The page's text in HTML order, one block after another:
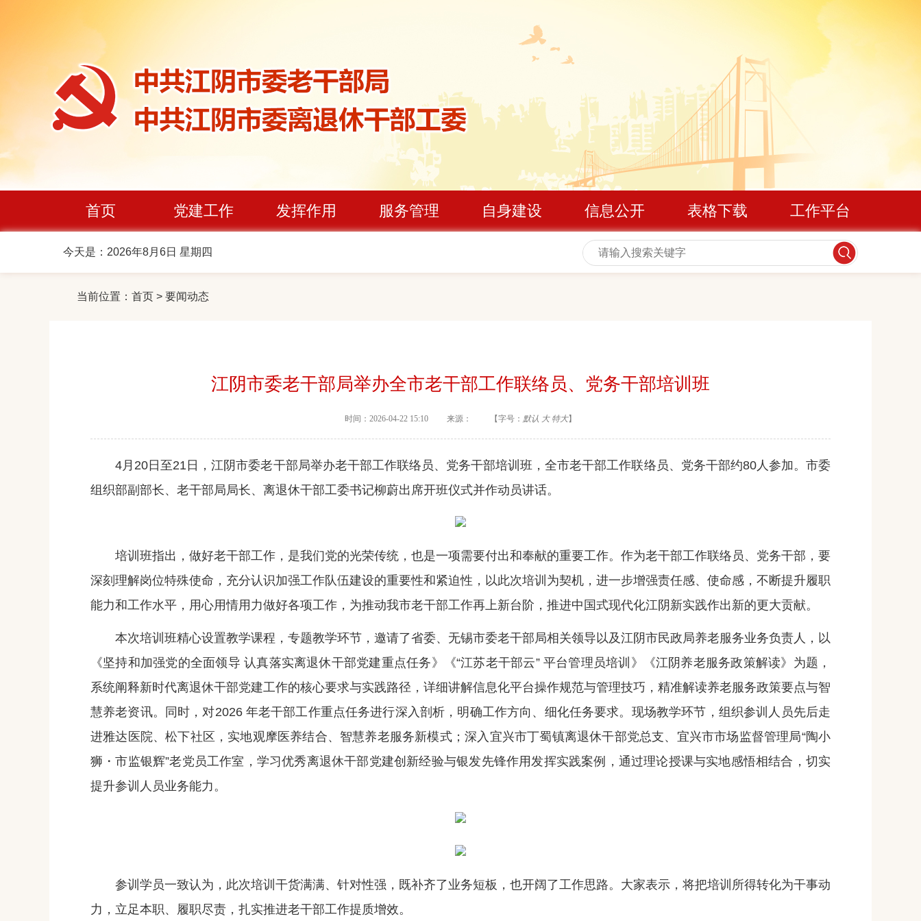
首页 党建工作 发挥作用 服务管理 自身建设 信息公开 表格下载 工作平台
今天是：2026年8月6日 星期四
当前位置： 首页 > 要闻动态
江阴市委老干部局举办全市老干部工作联络员、党务干部培训班
时间：2026-04-22 15:10 来源： 【字号： 默认 大 特大】
4月20日至21日，江阴市委老干部局举办老干部工作联络员、党务干部培训班，全市老干部工作联络员、党务干部约80人参加。市委
组织部副部长、老干部局局长、离退休干部工委书记柳蔚出席开班仪式并作动员讲话。
培训班指出，做好老干部工作，是我们党的光荣传统，也是一项需要付出和奉献的重要工作。作为老干部工作联络员、党务干部，要
深刻理解岗位特殊使命，充分认识加强工作队伍建设的重要性和紧迫性，以此次培训为契机，进一步增强责任感、使命感，不断提升履职
能力和工作水平，用心用情用力做好各项工作，为推动我市老干部工作再上新台阶，推进中国式现代化江阴新实践作出新的更大贡献。
本次培训班精心设置教学课程，专题教学环节，邀请了省委、无锡市委老干部局相关领导以及江阴市民政局养老服务业务负责人，以
《坚持和加强党的全面领导 认真落实离退休干部党建重点任务》《“江苏老干部云” 平台管理员培训》《江阴养老服务政策解读》为题，
系统阐释新时代离退休干部党建工作的核心要求与实践路径，详细讲解信息化平台操作规范与管理技巧，精准解读养老服务政策要点与智
慧养老资讯。同时，对2026 年老干部工作重点任务进行深入剖析，明确工作方向、细化任务要求。现场教学环节，组织参训人员先后走
进雅达医院、松下社区，实地观摩医养结合、智慧养老服务新模式；深入宜兴市丁蜀镇离退休干部党总支、宜兴市市场监督管理局“陶小
狮・市监银辉”老党员工作室，学习优秀离退休干部党建创新经验与银发先锋作用发挥实践案例，通过理论授课与实地感悟相结合，切实
提升参训人员业务能力。
参训学员一致认为，此次培训干货满满、针对性强，既补齐了业务短板，也开阔了工作思路。大家表示，将把培训所得转化为干事动
力，立足本职、履职尽责，扎实推进老干部工作提质增效。